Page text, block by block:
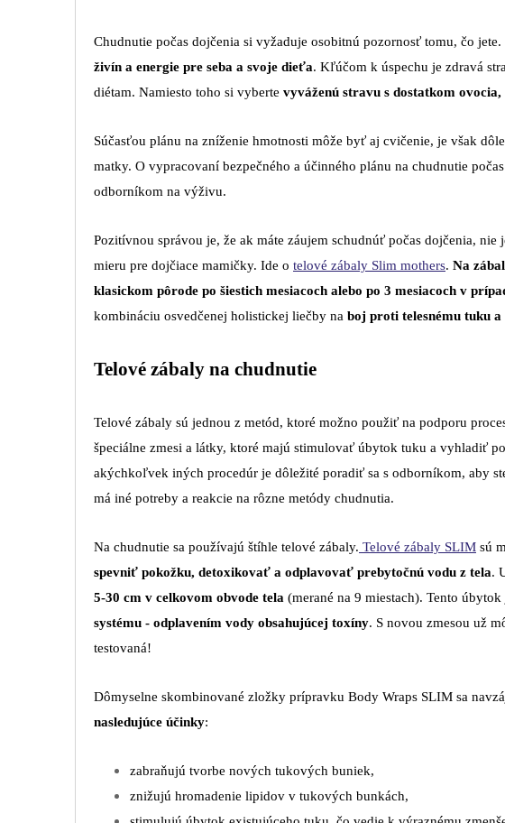
Chudnutie počas dojčenia si vyžaduje osobitnú pozornosť tomu, čo
živín a energie pre seba a svoje dieťa. Kľúčom k úspechu je zdravá
diétam. Namiesto toho si vyberte vyváženú stravu s dostatkom
Súčasťou plánu na zníženie hmotnosti môže byť aj cvičenie, je však
matky. O vypracovaní bezpečného a účinného plánu na chudnutie
odborníkom na výživu.
Pozitívnou správou je, že ak máte záujem schudnúť počas dojčenia,
mieru pre dojčiace mamičky. Ide o telové zábaly Slim mothers. Na
klasickom pôrode po šiestich mesiacoch alebo po 3 mesiacoch v
kombináciu osvedčenej holistickej liečby na boj proti telesnému tuku
Telové zábaly na chudnutie
Telové zábaly sú jednou z metód, ktoré možno použiť na podporu
špeciálne zmesi a látky, ktoré majú stimulovať úbytok tuku a vyhladiť
akýchkoľvek iných procedúr je dôležité poradiť sa s odborníkom, aby
má iné potreby a reakcie na rôzne metódy chudnutia.
Na chudnutie sa používajú štíhle telové zábaly. Telové zábaly SLIM sú
spevniť pokožku, detoxikovať a odplavovať prebytočnú vodu z tela.
5-30 cm v celkovom obvode tela (merané na 9 miestach). Tento úbytok
systému - odplavením vody obsahujúcej toxíny. S novou zmesou už
testovaná!
Dômyselne skombinované zložky prípravku Body Wraps SLIM sa
nasledujúce účinky:
zabraňujú tvorbe nových tukových buniek,
znižujú hromadenie lipidov v tukových bunkách,